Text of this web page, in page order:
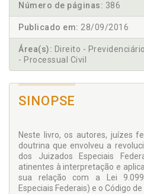
Número de páginas: 386
Publicado em: 28/09/2016
Área(s): Direito -
- Processual Civil
SINOPSE
Neste livro, os autores, juízes
doutrina que envolveu a
dos Juizados Especiais
atinentes à interpretação e
sua relação com a Lei
Especiais Federais) e o Código